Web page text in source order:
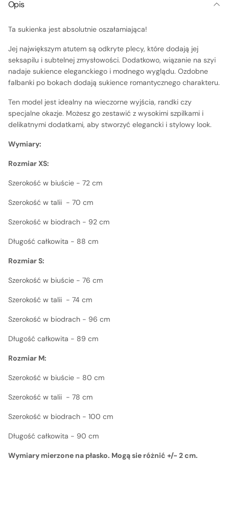
Opis
Ta sukienka jest absolutnie oszałamiająca!
Jej największym atutem są odkryte plecy, które dodają jej
seksapilu i subtelnej zmysłowości. Dodatkowo, wiązanie na szyi
nadaje sukience eleganckiego i modnego wyglądu. Ozdobne
falbanki po bokach dodają sukience romantycznego charakteru.
Ten model jest idealny na wieczorne wyjścia, randki czy
specjalne okazje. Możesz go zestawić z wysokimi szpilkami i
delikatnymi dodatkami, aby stworzyć elegancki i stylowy look.
Wymiary:
Rozmiar XS:
Szerokość w biuście - 72 cm
Szerokość w talii - 70 cm
Szerokość w biodrach - 92 cm
Długość całkowita - 88 cm
Rozmiar S:
Szerokość w biuście - 76 cm
Szerokość w talii - 74 cm
Szerokość w biodrach - 96 cm
Długość całkowita - 89 cm
Rozmiar M:
Szerokość w biuście - 80 cm
Szerokość w talii - 78 cm
Szerokość w biodrach - 100 cm
Długość całkowita - 90 cm
Wymiary mierzone na płasko. Mogą sie różnić +/- 2 cm.